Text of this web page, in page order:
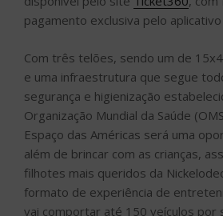
pagamento exclusiva pelo aplicativo
Com três telões, sendo um de
e uma infraestrutura que segue
segurança e higienização
Organização Mundial da Saúde
Espaço das Américas será uma
além de brincar com as crianças,
filhotes mais queridos da
formato de experiência de
vai comportar até 150 veículos por